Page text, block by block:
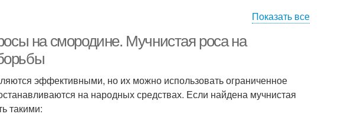
Показать все
на смородине. Мучнистая роса на
эффективными, но их можно использовать ограниченное
на народных средствах. Если найдена мучнистая
такими: